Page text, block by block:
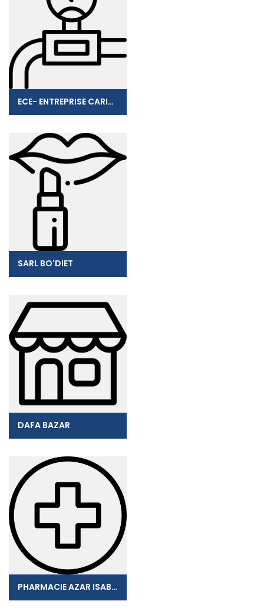
ECE- ENTREPRISE CARIBEENNE D'ELECTRICITE
SARL BO'DIET
DAFA BAZAR
PHARMACIE AZAR ISABELLE